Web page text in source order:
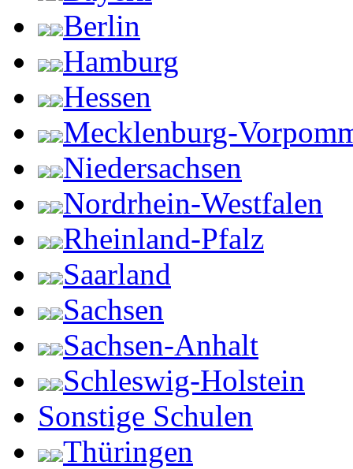
Berlin
Hamburg
Hessen
Mecklenburg-
Niedersachsen
Nordrhein-Westfalen
Rheinland-Pfalz
Saarland
Sachsen
Sachsen-Anhalt
Schleswig-Holstein
Sonstige Schulen
Thüringen